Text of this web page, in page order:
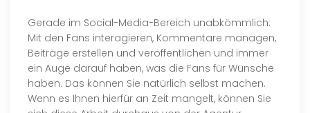
Gerade im Social-Media-Bereich unabkömmlich:
Mit den Fans interagieren, Kommentare managen,
Beiträge erstellen und veröffentlichen und immer
ein Auge darauf haben, was die Fans für Wünsche
haben. Das können Sie natürlich selbst machen.
Wenn es Ihnen hierfür an Zeit mangelt, können Sie